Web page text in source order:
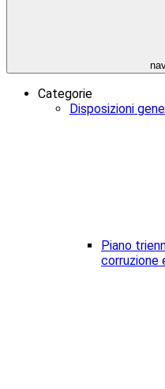
Categorie
Disposizioni
Piano
corruzione